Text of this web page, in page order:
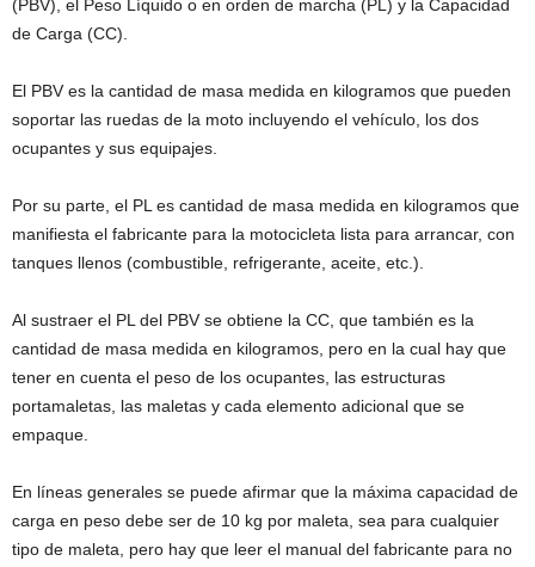
(PBV), el Peso Líquido o en orden de marcha (PL) y la Capacidad
de Carga (CC).
El PBV es la cantidad de masa medida en kilogramos que pueden
soportar las ruedas de la moto incluyendo el vehículo, los dos
ocupantes y sus equipajes.
Por su parte, el PL es cantidad de masa medida en kilogramos que
manifiesta el fabricante para la motocicleta lista para arrancar, con
tanques llenos (combustible, refrigerante, aceite, etc.).
Al sustraer el PL del PBV se obtiene la CC, que también es la
cantidad de masa medida en kilogramos, pero en la cual hay que
tener en cuenta el peso de los ocupantes, las estructuras
portamaletas, las maletas y cada elemento adicional que se
empaque.
En líneas generales se puede afirmar que la máxima capacidad de
carga en peso debe ser de 10 kg por maleta, sea para cualquier
tipo de maleta, pero hay que leer el manual del fabricante para no